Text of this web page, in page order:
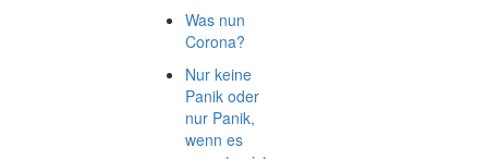
Was nun
Corona?
Nur keine
Panik oder
nur Panik,
wenn es